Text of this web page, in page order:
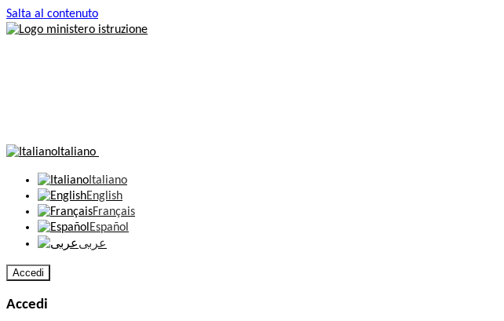
Salta al contenuto
Italiano
Italiano
English
Français
Español
عربى
Accedi
Accedi